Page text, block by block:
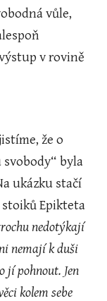
vůle,
v rovině
že o
byla
ukázku stačí
stoiků Epikteta
nedotýkají
nemají k duši
jí pohnout. Jen
kolem sebe